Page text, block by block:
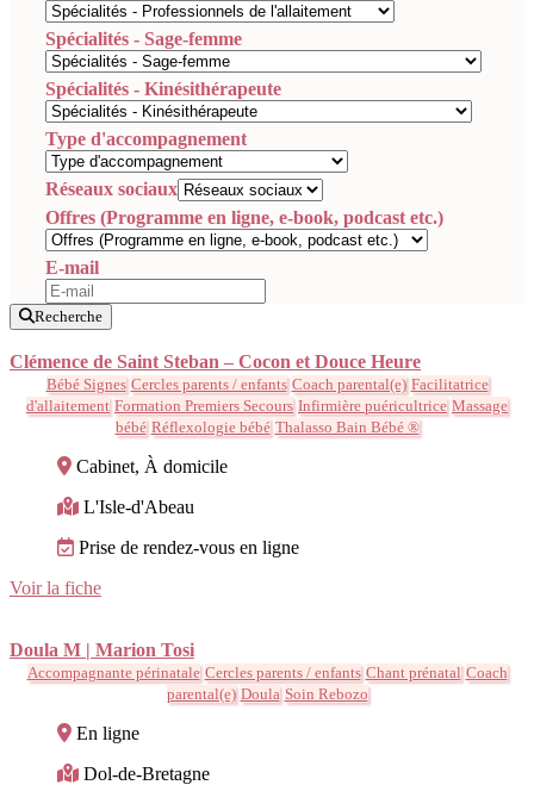
Spécialités - Sage-femme
Spécialités - Kinésithérapeute
Type d'accompagnement
Réseaux sociaux
Offres (Programme en ligne, e-book, podcast etc.)
E-mail
Recherche
Clémence de Saint Steban – Cocon et Douce Heure
Bébé Signes Cercles parents / enfants Coach parental(e) Facilitatrice
d'allaitement Formation Premiers Secours Infirmière puéricultrice Massage
bébé Réflexologie bébé Thalasso Bain Bébé ®
Cabinet, À domicile
L'Isle-d'Abeau
Prise de rendez-vous en ligne
Voir la fiche
Doula M | Marion Tosi
Accompagnante périnatale Cercles parents / enfants Chant prénatal Coach
parental(e) Doula Soin Rebozo
En ligne
Dol-de-Bretagne